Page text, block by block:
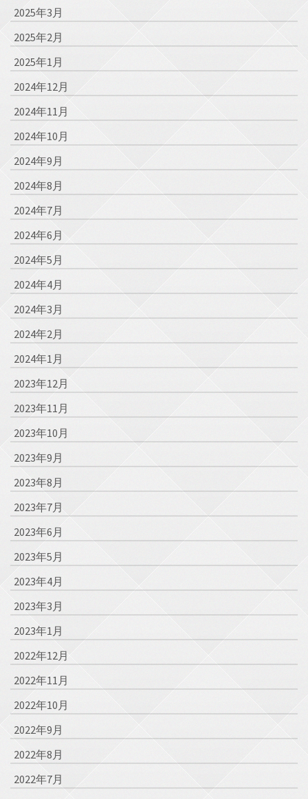
2025年3月
2025年2月
2025年1月
2024年12月
2024年11月
2024年10月
2024年9月
2024年8月
2024年7月
2024年6月
2024年5月
2024年4月
2024年3月
2024年2月
2024年1月
2023年12月
2023年11月
2023年10月
2023年9月
2023年8月
2023年7月
2023年6月
2023年5月
2023年4月
2023年3月
2023年1月
2022年12月
2022年11月
2022年10月
2022年9月
2022年8月
2022年7月